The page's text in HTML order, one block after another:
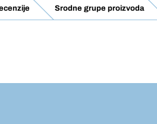
Srodne grupe proizvoda